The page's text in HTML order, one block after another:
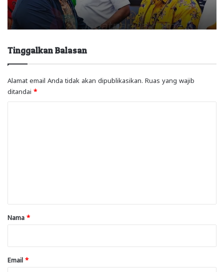
Tinggalkan Balasan
Alamat email Anda tidak akan dipublikasikan. Ruas yang wajib
ditandai *
rNama *
Email *